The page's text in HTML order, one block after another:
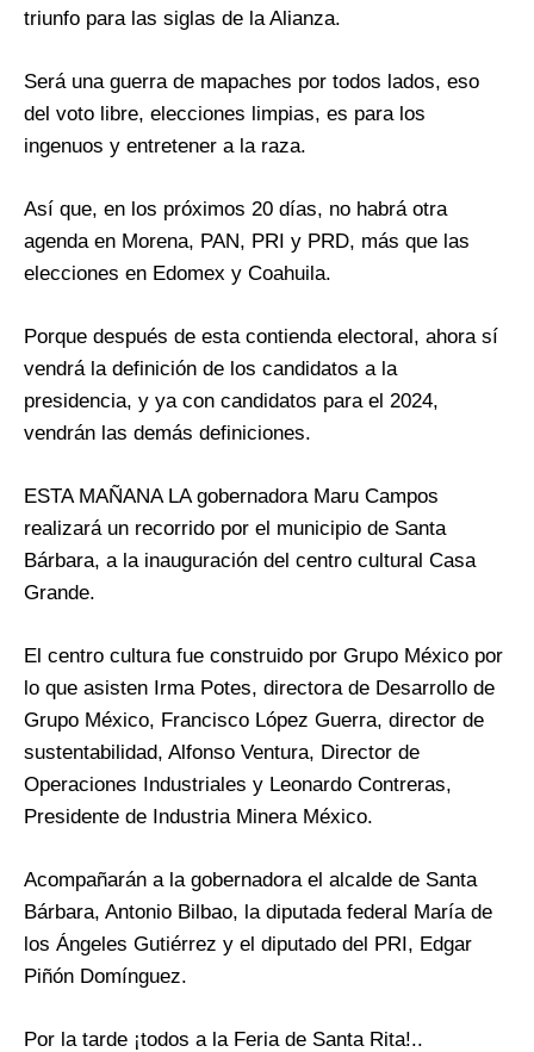
triunfo para las siglas de la Alianza.
Será una guerra de mapaches por todos lados, eso
del voto libre, elecciones limpias, es para los
ingenuos y entretener a la raza.
Así que, en los próximos 20 días, no habrá otra
agenda en Morena, PAN, PRI y PRD, más que las
elecciones en Edomex y Coahuila.
Porque después de esta contienda electoral, ahora sí
vendrá la definición de los candidatos a la
presidencia, y ya con candidatos para el 2024,
vendrán las demás definiciones.
ESTA MAÑANA LA gobernadora Maru Campos
realizará un recorrido por el municipio de Santa
Bárbara, a la inauguración del centro cultural Casa
Grande.
El centro cultura fue construido por Grupo México por
lo que asisten Irma Potes, directora de Desarrollo de
Grupo México, Francisco López Guerra, director de
sustentabilidad, Alfonso Ventura, Director de
Operaciones Industriales y Leonardo Contreras,
Presidente de Industria Minera México.
Acompañarán a la gobernadora el alcalde de Santa
Bárbara, Antonio Bilbao, la diputada federal María de
los Ángeles Gutiérrez y el diputado del PRI, Edgar
Piñón Domínguez.
Por la tarde ¡todos a la Feria de Santa Rita!..